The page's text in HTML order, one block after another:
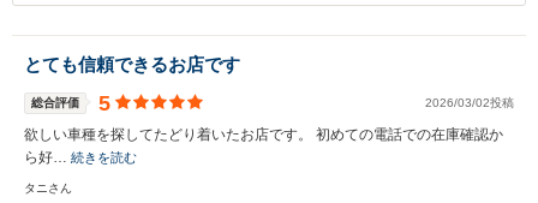
とても信頼できるお店です
総合評価 5 2026/03/02投稿
欲しい車種を探してたどり着いたお店です。 初めての電話での在庫確認か
ら好… 続きを読む
タニさん